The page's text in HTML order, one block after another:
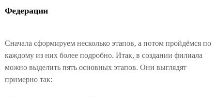
Федерации
Сначала сформируем несколько этапов, а потом пройдёмся по
каждому из них более подробно. Итак, в создании филиала
можно выделить пять основных этапов. Они выглядят
примерно так: